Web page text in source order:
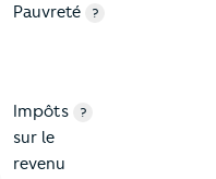
Pauvreté ?
Impôts
sur le
revenu
?